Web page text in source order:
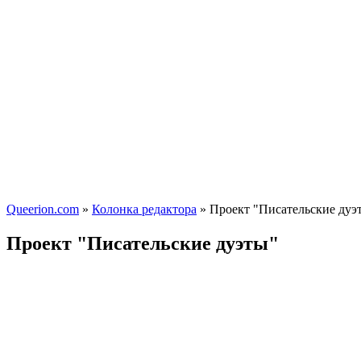
Queerion.com » Колонка редактора » Проект "Писательские
Проект "Писательские дуэты"